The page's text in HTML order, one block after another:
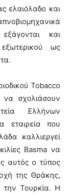
ελαιόλαδο και
και
ως
Tobacco
σχολιάσουν
Ελλήνων
εταιρεία που
καλλιεργεί
Basma να
αυτός ο τύπος
της Θράκης,
την Τουρκία. Η